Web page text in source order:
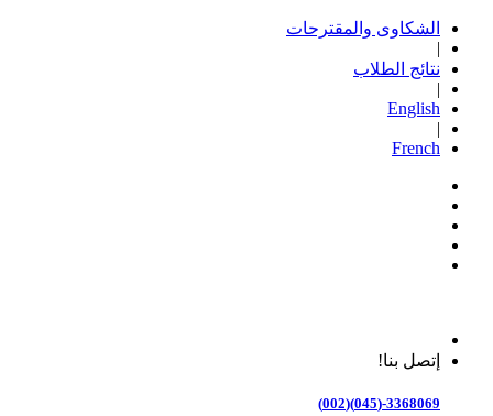
الشكاوى والمقترحات
|
نتائج الطلاب
|
English
|
French
إتصل بنا!
3368069-(045)(002)